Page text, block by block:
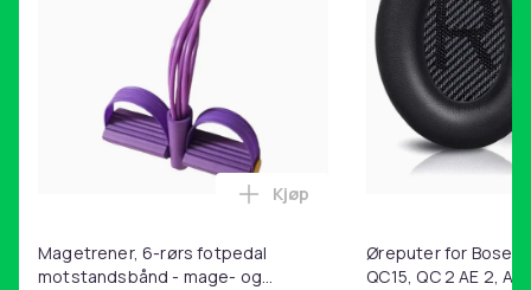
Magetrener, 6-rørs fotpedal
motstandsbånd - mage- og
Legg Magetrener, 6-rørs
Kjøp
Øreputer for Bose
QC15, QC 2 AE 2, AE